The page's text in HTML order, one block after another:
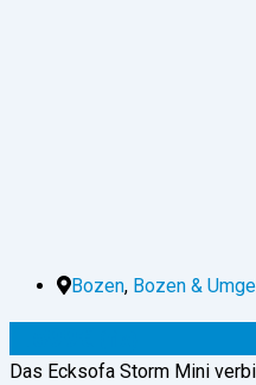
Bozen, Bozen &
Das Ecksofa Storm Mini